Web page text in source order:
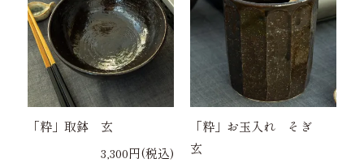
「粋」取鉢 玄
3,300円(税込)
「粋」お玉入れ そぎ
玄